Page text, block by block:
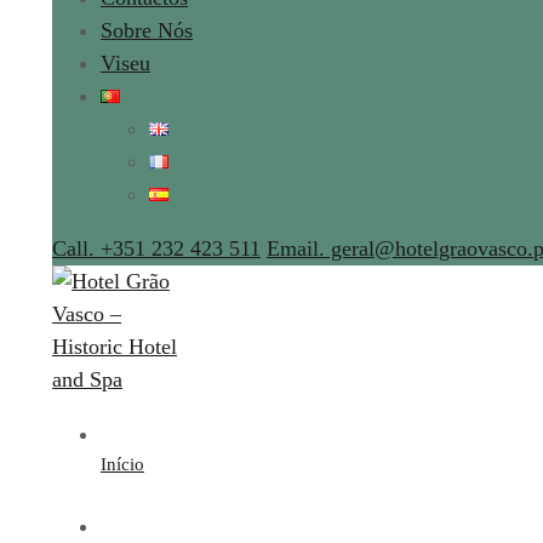
Sobre Nós
Viseu
Call. +351 232 423 511 Email.
Início